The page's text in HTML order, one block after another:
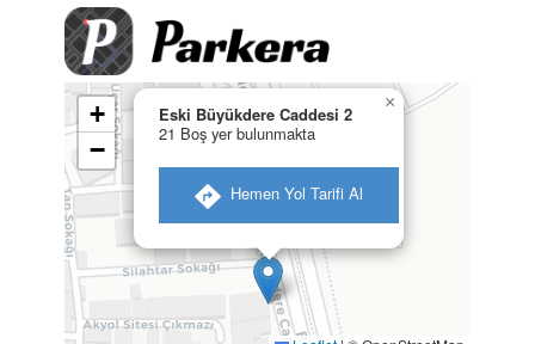
Eski Büyükdere Caddesi 2
21 Boş yer bulunmakta
​ Hemen Yol Tarifi Al
×
+
−